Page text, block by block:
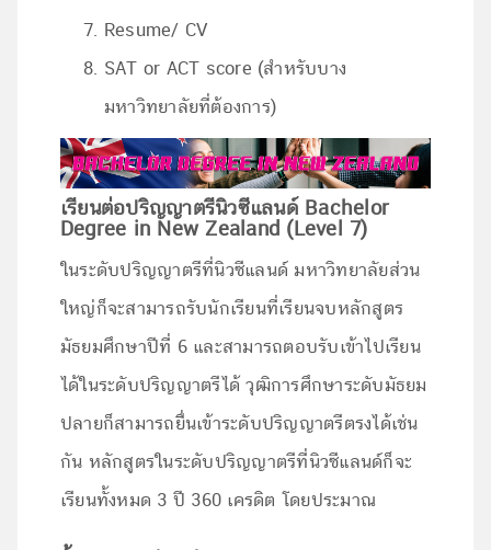
Resume/ CV
SAT or ACT score (สำหรับบาง
มหาวิทยาลัยที่ต้องการ)
เรียนต่อปริญญาตรีนิวซีแลนด์ Bachelor
Degree in New Zealand (Level 7)
ในระดับปริญญาตรีที่นิวซีแลนด์ มหาวิทยาลัยส่วน
ใหญ่ก็จะสามารถรับนักเรียนที่เรียนจบหลักสูตร
มัธยมศึกษาปีที่ 6 และสามารถตอบรับเข้าไปเรียน
ได้ในระดับปริญญาตรีได้ วุฒิการศึกษาระดับมัธยม
ปลายก็สามารถยื่นเข้าระดับปริญญาตรีตรงได้เช่น
กัน หลักสูตรในระดับปริญญาตรีที่นิวซีแลนด์ก็จะ
เรียนทั้งหมด 3 ปี 360 เครดิต โดยประมาณ